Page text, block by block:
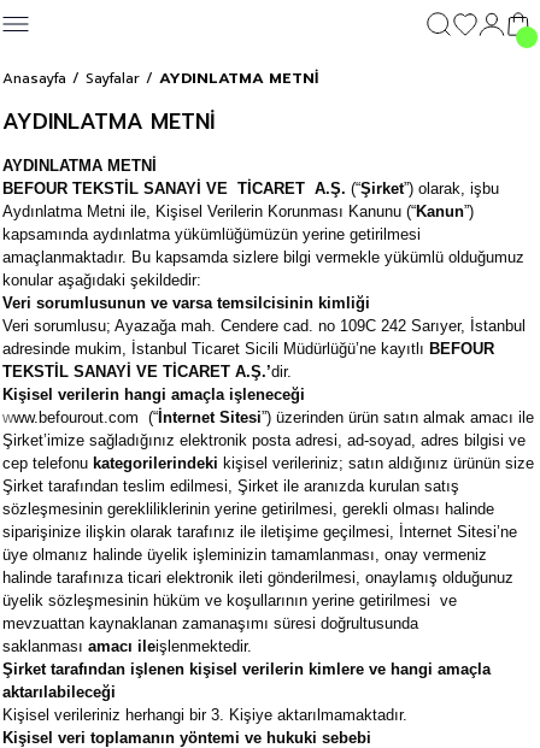
GİYİM
Sweatshirt
Eşofman Altı
Şort
DIŞ GİYİM
GİYİM
Sweatshirt
Eşofman Altı
Şort
DIŞ GİYİM
Giyim
Sweatshirt
Eşofman Altı
Şort
25
Anasayfa Sayfalar AYDINLATMA METNİ
AYDINLATMA METNİ
AYDINLATMA METNİ
BEFOUR TEKSTİL SANAYİ VE TİCARET A.Ş. (“Şirket”) olarak, işbu
Aydınlatma Metni ile, Kişisel Verilerin Korunması Kanunu (“Kanun”)
kapsamında aydınlatma yükümlüğümüzün yerine getirilmesi
amaçlanmaktadır. Bu kapsamda sizlere bilgi vermekle yükümlü olduğumuz
konular aşağıdaki şekildedir:
Veri sorumlusunun ve varsa temsilcisinin kimliği
Veri sorumlusu; Ayazağa mah. Cendere cad. no 109C 242 Sarıyer, İstanbul
adresinde mukim, İstanbul Ticaret Sicili Müdürlüğü’ne kayıtlı BEFOUR
TEKSTİL SANAYİ VE TİCARET A.Ş.’dir.
Kişisel verilerin hangi amaçla işleneceği
www.befourout.com (“ İnternet Sitesi”) üzerinden ürün satın almak amacı ile
Şirket’imize sağladığınız elektronik posta adresi, ad-soyad, adres bilgisi ve
cep telefonu kategorilerindeki kişisel verileriniz; satın aldığınız ürünün size
Şirket tarafından teslim edilmesi, Şirket ile aranızda kurulan satış
sözleşmesinin gerekliliklerinin yerine getirilmesi, gerekli olması halinde
siparişinize ilişkin olarak tarafınız ile iletişime geçilmesi, İnternet Sitesi’ne
üye olmanız halinde üyelik işleminizin tamamlanması, onay vermeniz
halinde tarafınıza ticari elektronik ileti gönderilmesi, onaylamış olduğunuz
üyelik sözleşmesinin hüküm ve koşullarının yerine getirilmesi ve
mevzuattan kaynaklanan zamanaşımı süresi doğrultusunda
saklanması amacı ileişlenmektedir.
Şirket tarafından işlenen kişisel verilerin kimlere ve hangi amaçla
aktarılabileceği
Kişisel verileriniz herhangi bir 3. Kişiye aktarılmamaktadır.
Kişisel veri toplamanın yöntemi ve hukuki sebebi